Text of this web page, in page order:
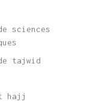
sciences
tajwid
hajj